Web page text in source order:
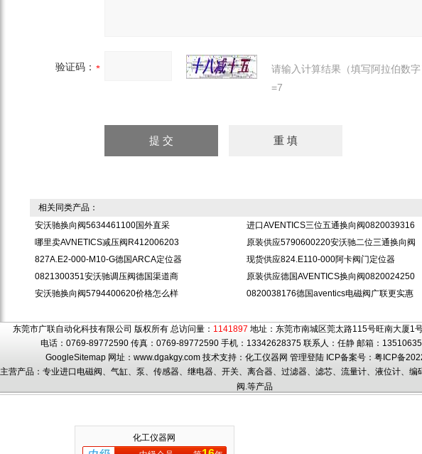
验证码：
请输入计算结果（填写阿拉伯数
=7
相关同类产品：
安沃驰换向阀5634461100国外直采
进口AVENTICS三位五通换向阀0820039316
哪里卖AVNETICS减压阀R412006203
原装供应5790600220安沃驰二位三通换向阀
827A.E2-000-M10-G德国ARCA定位器
现货供应824.E110-000阿卡阀门定位器
0821300351安沃驰调压阀德国渠道商
原装供应德国AVENTICS换向阀0820024250
安沃驰换向阀5794400620价格怎么样
0820038176德国aventics电磁阀广联更实惠
东莞市广联自动化科技有限公司 版权所有 总访问量： 1141897 地址：东莞市南城区莞太路115号旺南大厦1
电话：0769-89772590 传真：0769-89772590 手机：13342628375 联系人：任静 邮箱：
GoogleSitemap 网址：www.dgakgy.com 技术支持： 化工仪器网 管理登陆 ICP备案号： 粤ICP备
主营产品：专业进口电磁阀、气缸、泵、传感器、继电器、开关、离合器、过滤器、滤芯、流量计、液位计、编
阀.等产品
化工仪器网